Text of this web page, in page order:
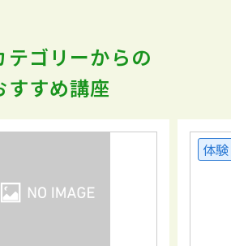
テゴリーからの
すすめ講座